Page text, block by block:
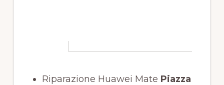
Riparazione Huawei Mate Piazza